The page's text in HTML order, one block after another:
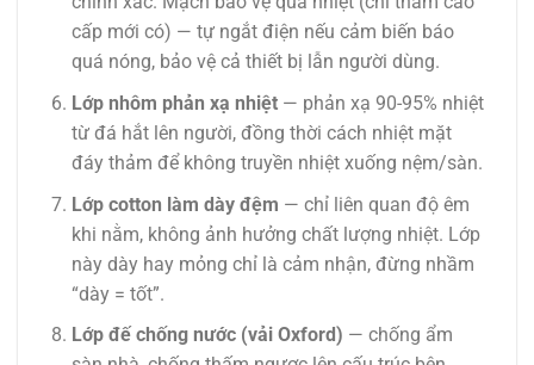
cấp mới có) — tự ngắt điện nếu cảm biến báo
quá nóng, bảo vệ cả thiết bị lẫn người dùng.
Lớp nhôm phản xạ nhiệt— phản xạ 90-95% nhiệt
từ đá hắt lên người, đồng thời cách nhiệt mặt
đáy thảm để không truyền nhiệt xuống nệm/sàn.
Lớp cotton làm dày đệm — chỉ liên quan độ êm
khi nằm, không ảnh hưởng chất lượng nhiệt. Lớp
này dày hay mỏng chỉ là cảm nhận, đừng nhầm
“dày = tốt”.
Lớp đế chống nước (vải Oxford) — chống ẩm